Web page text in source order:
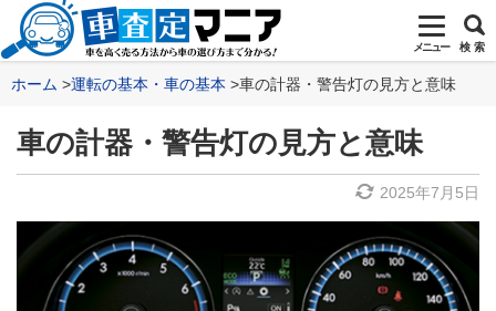
メニュー 検 索
ホーム 運転の基本・車の基本 車の計器・警告灯の見方と意味
車の計器・警告灯の見方と意味
2025年7月5日